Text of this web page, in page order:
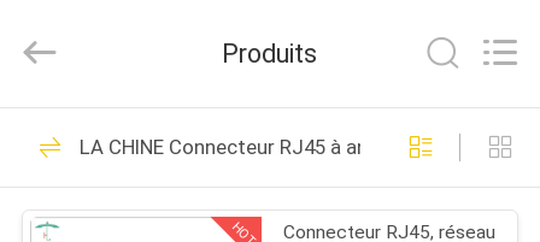
MAISON
PRODUITS
Ltd..
Reserved.
connecteur rj45
femelle
118
Produits
LA CHINE Connecteur RJ45 à angle droit
HOT
Connecteur RJ45, réseau